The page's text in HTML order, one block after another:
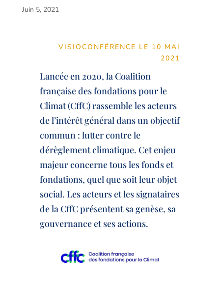
Juin 5, 2021
VISIOCONFÉRENCE LE 10 MAI
2021
Lancée en 2020, la Coalition
française des fondations pour le
Climat (CffC) rassemble les acteurs
de l’intérêt général dans un objectif
commun : lutter contre le
dérèglement climatique. Cet enjeu
majeur concerne tous les fonds et
fondations, quel que soit leur objet
social. Les acteurs et les signataires
de la CffC présentent sa genèse, sa
gouvernance et ses actions.